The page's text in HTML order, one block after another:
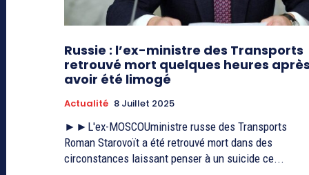
Russie : l’ex-ministre des Transports
retrouvé mort quelques heures
avoir été limogé
Actualité 8 Juillet 2025
►►L'ex-MOSCOUministre russe des Transports
Roman Starovoït a été retrouvé mort dans des
circonstances laissant penser à un suicide ce...